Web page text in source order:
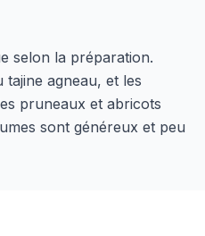
selon la préparation.
agneau, et les
pruneaux et abricots
sont généreux et peu